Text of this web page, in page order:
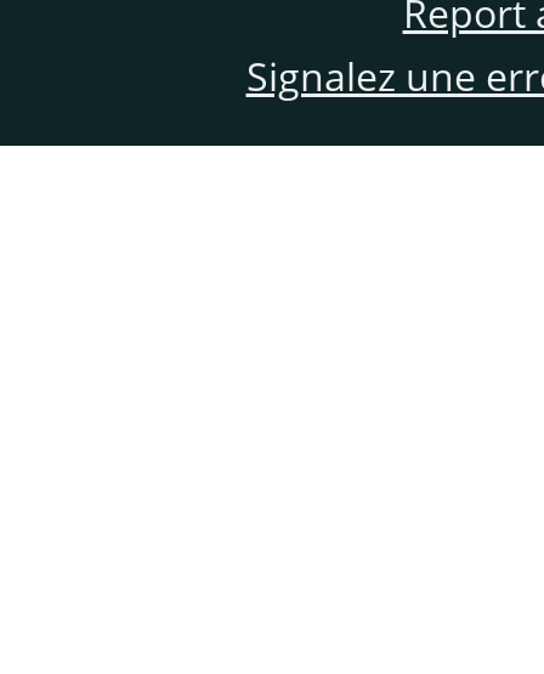
Report
Signalez une